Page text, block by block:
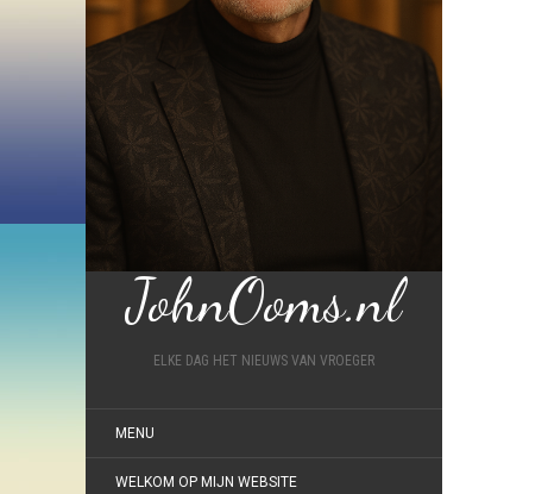
JohnOoms.nl
ELKE DAG HET NIEUWS VAN VROEGER
MENU
WELKOM OP MIJN WEBSITE